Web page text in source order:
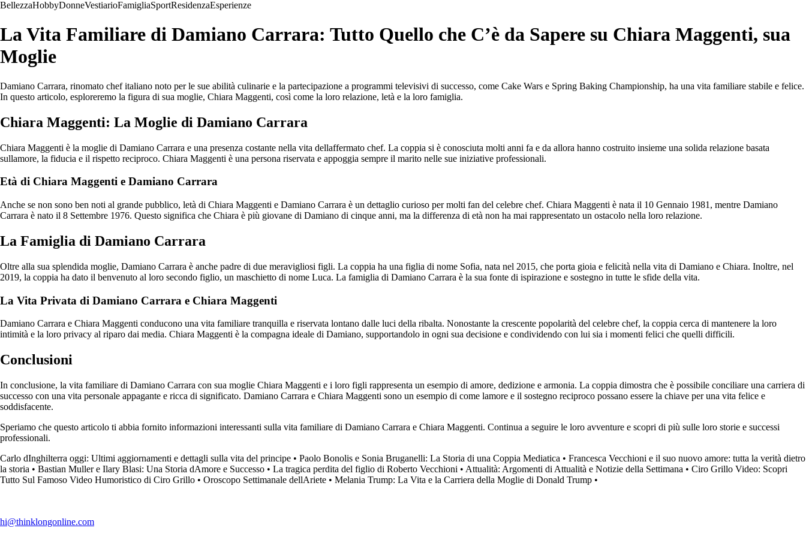
BellezzaHobbyDonneVestiarioFamigliaSportResidenzaEsperienze
La Vita Familiare di Damiano Carrara: Tutto Quello che C’è da Sapere su Chiara Maggenti, sua
Moglie
Damiano Carrara, rinomato chef italiano noto per le sue abilità culinarie e la partecipazione a programmi televisivi di successo, come Cake Wars e Spring Baking Championship, ha una vita familiare stabile e felice.
In questo articolo, esploreremo la figura di sua moglie, Chiara Maggenti, così come la loro relazione, letà e la loro famiglia.
Chiara Maggenti: La Moglie di Damiano Carrara
Chiara Maggenti è la moglie di Damiano Carrara e una presenza costante nella vita dellaffermato chef. La coppia si è conosciuta molti anni fa e da allora hanno costruito insieme una solida relazione basata
sullamore, la fiducia e il rispetto reciproco. Chiara Maggenti è una persona riservata e appoggia sempre il marito nelle sue iniziative professionali.
Età di Chiara Maggenti e Damiano Carrara
Anche se non sono ben noti al grande pubblico, letà di Chiara Maggenti e Damiano Carrara è un dettaglio curioso per molti fan del celebre chef. Chiara Maggenti è nata il 10 Gennaio 1981, mentre Damiano
Carrara è nato il 8 Settembre 1976. Questo significa che Chiara è più giovane di Damiano di cinque anni, ma la differenza di età non ha mai rappresentato un ostacolo nella loro relazione.
La Famiglia di Damiano Carrara
Oltre alla sua splendida moglie, Damiano Carrara è anche padre di due meravigliosi figli. La coppia ha una figlia di nome Sofia, nata nel 2015, che porta gioia e felicità nella vita di Damiano e Chiara. Inoltre, nel
2019, la coppia ha dato il benvenuto al loro secondo figlio, un maschietto di nome Luca. La famiglia di Damiano Carrara è la sua fonte di ispirazione e sostegno in tutte le sfide della vita.
La Vita Privata di Damiano Carrara e Chiara Maggenti
Damiano Carrara e Chiara Maggenti conducono una vita familiare tranquilla e riservata lontano dalle luci della ribalta. Nonostante la crescente popolarità del celebre chef, la coppia cerca di mantenere la loro
intimità e la loro privacy al riparo dai media. Chiara Maggenti è la compagna ideale di Damiano, supportandolo in ogni sua decisione e condividendo con lui sia i momenti felici che quelli difficili.
Conclusioni
In conclusione, la vita familiare di Damiano Carrara con sua moglie Chiara Maggenti e i loro figli rappresenta un esempio di amore, dedizione e armonia. La coppia dimostra che è possibile conciliare una carriera di
successo con una vita personale appagante e ricca di significato. Damiano Carrara e Chiara Maggenti sono un esempio di come lamore e il sostegno reciproco possano essere la chiave per una vita felice e
soddisfacente.
Speriamo che questo articolo ti abbia fornito informazioni interessanti sulla vita familiare di Damiano Carrara e Chiara Maggenti. Continua a seguire le loro avventure e scopri di più sulle loro storie e successi
professionali.
Carlo dInghilterra oggi: Ultimi aggiornamenti e dettagli sulla vita del principe • Paolo Bonolis e Sonia Bruganelli: La Storia di una Coppia Mediatica • Francesca Vecchioni e il suo nuovo amore: tutta la verità dietro
la storia • Bastian Muller e Ilary Blasi: Una Storia dAmore e Successo • La tragica perdita del figlio di Roberto Vecchioni • Attualità: Argomenti di Attualità e Notizie della Settimana • Ciro Grillo Video: Scopri
Tutto Sul Famoso Video Humoristico di Ciro Grillo • Oroscopo Settimanale dellAriete • Melania Trump: La Vita e la Carriera della Moglie di Donald Trump •
hi@thinklongonline.com